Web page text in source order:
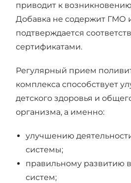
приводит к
Добавка не содержит ГМО
подтверждается
сертификатами.
Регулярный прием
комплекса способствует
детского здоровья и
организма, а именно:
улучшению
системы;
правильному развитию
систем;